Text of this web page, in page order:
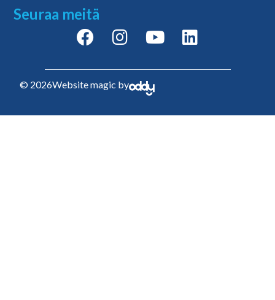
Seuraa meitä
© 2026Website magic by